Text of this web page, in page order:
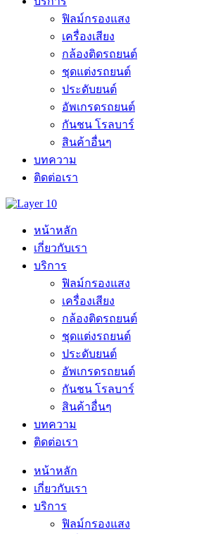
ฟิลม์กรองแสง
เครื่องเสียง
กล้องติดรถยนต์
ชุดแต่งรถยนต์
ประดับยนต์
อัพเกรดรถยนต์
กันชน โรลบาร์
สินค้าอื่นๆ
บทความ
ติดต่อเรา
หน้าหลัก
เกี่ยวกับเรา
บริการ
ฟิลม์กรองแสง
เครื่องเสียง
กล้องติดรถยนต์
ชุดแต่งรถยนต์
ประดับยนต์
อัพเกรดรถยนต์
กันชน โรลบาร์
สินค้าอื่นๆ
บทความ
ติดต่อเรา
หน้าหลัก
เกี่ยวกับเรา
บริการ
ฟิลม์กรองแสง